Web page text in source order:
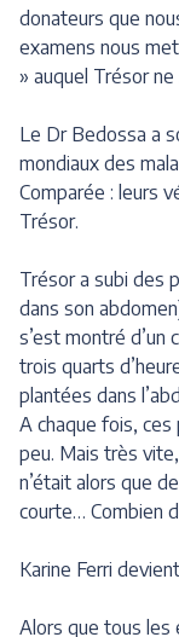
donateurs que
examens nous
» auquel Trésor
Le Dr Bedossa a
mondiaux des
Comparée : leurs
Trésor.
Trésor a subi des
dans son
s’est montré d’un
trois quarts
plantées dans
A chaque fois, ces
peu. Mais très
n’était alors que
courte… Combien
Karine Ferri
Alors que tous les